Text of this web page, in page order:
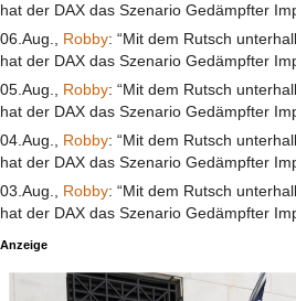
hat der DAX das Szenario Gedämpfter
06.Aug., Robby: “Mit dem Rutsch
hat der DAX das Szenario Gedämpfter
05.Aug., Robby: “Mit dem Rutsch
hat der DAX das Szenario Gedämpfter
04.Aug., Robby: “Mit dem Rutsch
hat der DAX das Szenario Gedämpfter
03.Aug., Robby: “Mit dem Rutsch
hat der DAX das Szenario Gedämpfter
Anzeige